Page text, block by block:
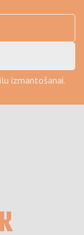
izmantošanai.